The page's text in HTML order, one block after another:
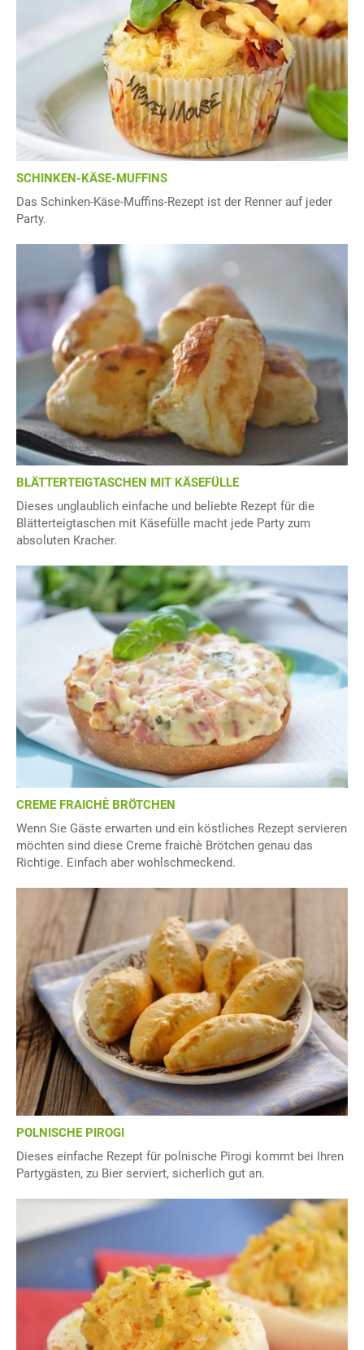
SCHINKEN-KÄSE-MUFFINS
Das Schinken-Käse-Muffins-Rezept ist der Renner auf jeder
Party.
BLÄTTERTEIGTASCHEN MIT KÄSEFÜLLE
Dieses unglaublich einfache und beliebte Rezept für die
Blätterteigtaschen mit Käsefülle macht jede Party zum
absoluten Kracher.
CREME FRAICHÈ BRÖTCHEN
Wenn Sie Gäste erwarten und ein köstliches Rezept servieren
möchten sind diese Creme fraichè Brötchen genau das
Richtige. Einfach aber wohlschmeckend.
POLNISCHE PIROGI
Dieses einfache Rezept für polnische Pirogi kommt bei Ihren
Partygästen, zu Bier serviert, sicherlich gut an.